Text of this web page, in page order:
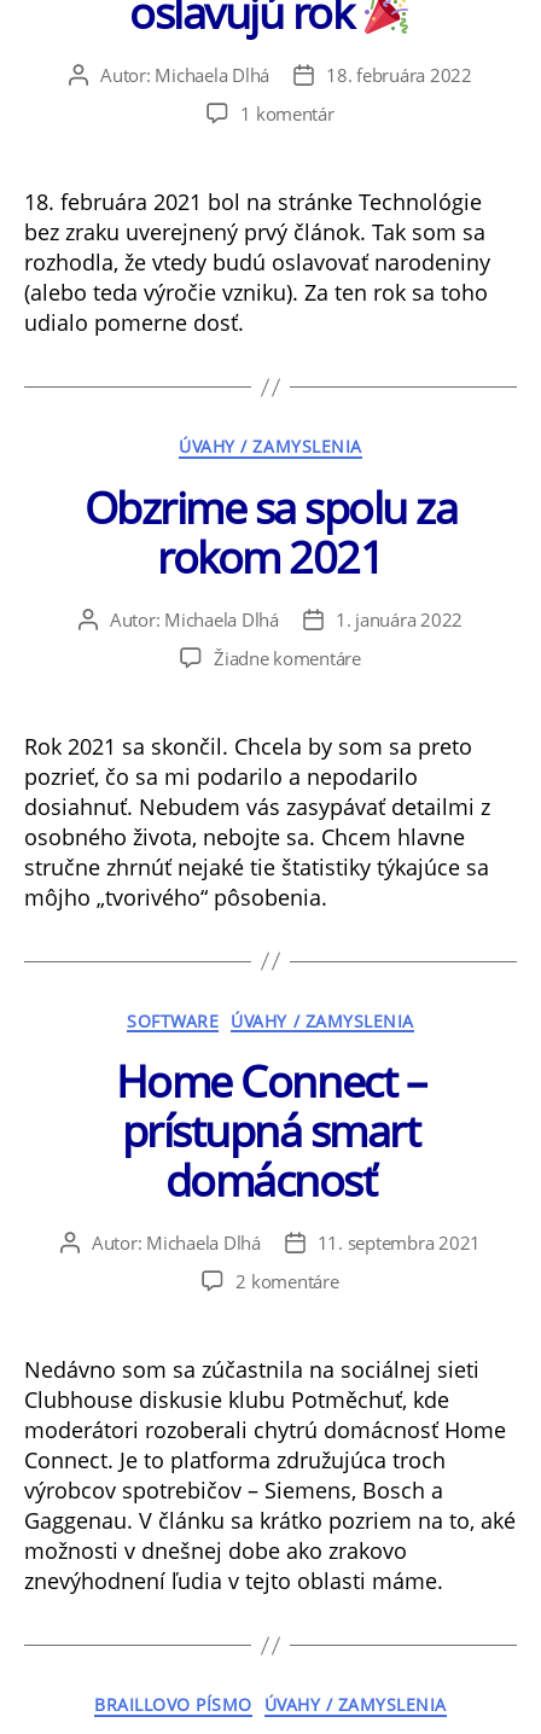
oslavujú rok
AutorAutor: Michaela Dlhá
Dátum
článku
18. februára 2022
1 komentárna
zraku
oslavujú
rok
18. februára 2021 bol na stránke Technológie
bez zraku uverejnený prvý článok. Tak som sa
rozhodla, že vtedy budú oslavovať narodeniny
(alebo teda výročie vzniku). Za ten rok sa toho
udialo pomerne dosť.
Kategórie
ÚVAHY / ZAMYSLENIA
Obzrime sa spolu za
rokom 2021
AutorAutor: Michaela Dlhá
Dátum
článku
1. januára 2022
Žiadne komentárena
za
rokom
2021
Rok 2021 sa skončil. Chcela by som sa preto
pozrieť, čo sa mi podarilo a nepodarilo
dosiahnuť. Nebudem vás zasypávať detailmi z
osobného života, nebojte sa. Chcem hlavne
stručne zhrnúť nejaké tie štatistiky týkajúce sa
môjho „tvorivého“ pôsobenia.
Kategórie
SOFTWARE ÚVAHY / ZAMYSLENIA
Home Connect –
prístupná smart
domácnosť
AutorAutor: Michaela Dlhá
Dátum
článku
11. septembra 2021
2 komentárena
–
prístupná
smart
domácnosť
Nedávno som sa zúčastnila na sociálnej sieti
Clubhouse diskusie klubu Potměchuť, kde
moderátori rozoberali chytrú domácnosť Home
Connect. Je to platforma združujúca troch
výrobcov spotrebičov – Siemens, Bosch a
Gaggenau. V článku sa krátko pozriem na to, aké
možnosti v dnešnej dobe ako zrakovo
znevýhodnení ľudia v tejto oblasti máme.
Kategórie
BRAILLOVO PÍSMO ÚVAHY / ZAMYSLENIA